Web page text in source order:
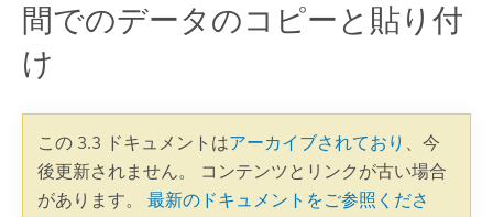
間でのデータのコピーと貼り付
け
この 3.3 ドキュメントはアーカイブされており 、今
後更新されません。 コンテンツとリンクが古い場合
があります。 最新のドキュメントをご参照くださ